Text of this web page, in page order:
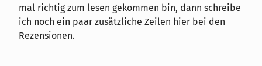
mal richtig zum lesen gekommen bin, dann schreibe
ich noch ein paar zusätzliche Zeilen hier bei den
Rezensionen.